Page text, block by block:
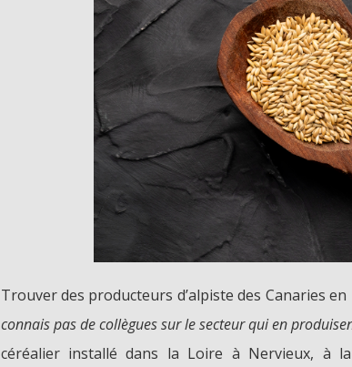
Trouver des producteurs d’alpiste des Canaries en
connais pas de collègues sur le secteur qui en
céréalier installé dans la Loire à Nervieux, à